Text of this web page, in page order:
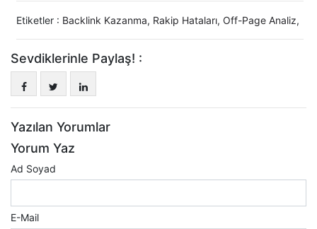
Etiketler : Backlink Kazanma, Rakip Hataları, Off-Page Analiz,
Sevdiklerinle Paylaş! :
Yazılan Yorumlar
Yorum Yaz
Ad Soyad
E-Mail